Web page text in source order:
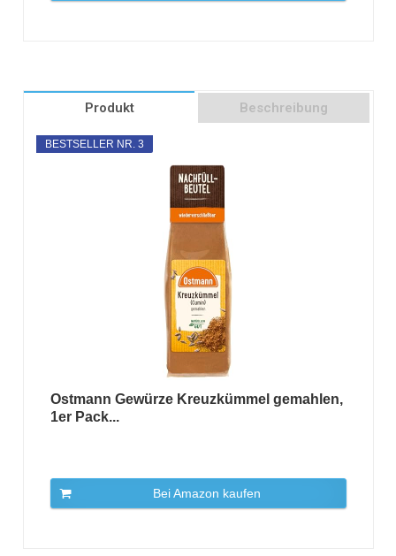
Produkt Beschreibung
BESTSELLER NR. 3
Ostmann Gewürze Kreuzkümmel gemahlen,
1er Pack...
Bei Amazon kaufen